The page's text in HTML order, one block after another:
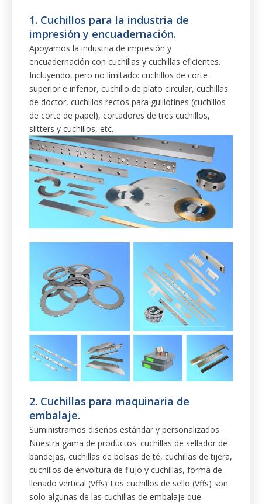
de corte de papel), cortadores de tres cuchillos,
slitters y cuchillos, etc.